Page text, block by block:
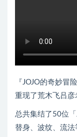
『JOJO的奇妙冒
重现了荒木飞吕彦
总共集结了50位
替身、波纹、流法